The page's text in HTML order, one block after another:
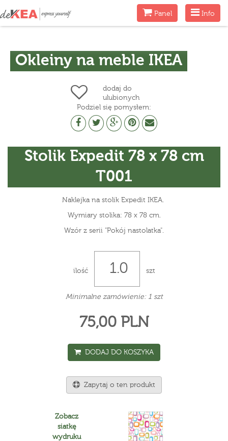
Menu
Info
MenuPanel
Okleiny na meble IKEA
dodaj do
ulubionych
Podziel się pomysłem:
Stolik Expedit 78 x 78 cm
T001
Naklejka na stolik Expedit IKEA.
Wymiary stolika: 78 x 78 cm.
Wzór z serii "Pokój nastolatka".
ilość szt
Minimalne zamówienie: 1 szt
75,00 PLN
DODAJ DO KOSZYKA
Zapytaj o ten produkt
Zobacz
siatkę
wydruku